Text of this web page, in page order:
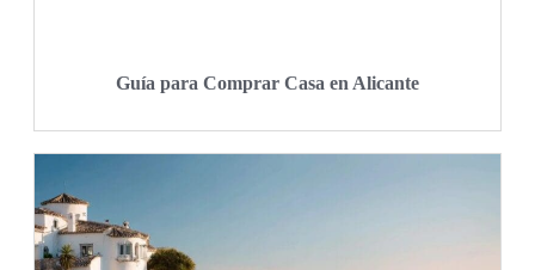
Guía para Comprar Casa en Alicante